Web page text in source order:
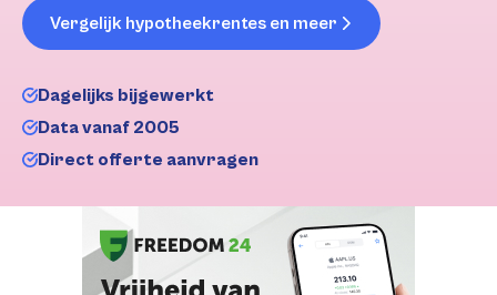
Vergelijk hypotheekrentes en meer
Dagelijks bijgewerkt
Data vanaf 2005
Direct offerte aanvragen